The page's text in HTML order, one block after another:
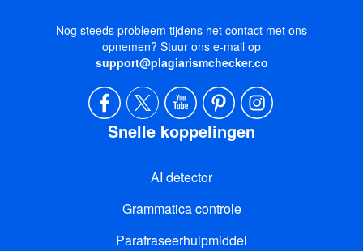
Nog steeds probleem tijdens het contact met ons
opnemen? Stuur ons e-mail op
support@plagiarismchecker.co
Snelle koppelingen
AI detector
Grammatica controle
Parafraseerhulpmiddel